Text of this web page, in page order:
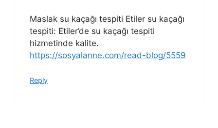
Maslak su kaçağı tespiti Etiler su kaçağı
tespiti: Etiler’de su kaçağı tespiti
hizmetinde kalite.
https://sosyalanne.com/read-blog/5559
Reply